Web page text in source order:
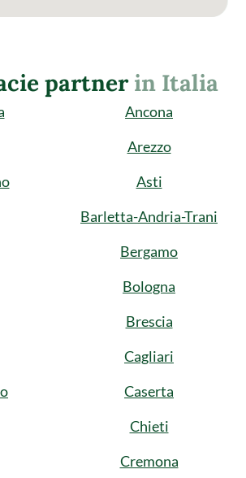
partnerin Italia
Ancona
Arezzo
Asti
Barletta-Andria-Trani
Bergamo
Bologna
Brescia
Cagliari
Caserta
Chieti
Cremona